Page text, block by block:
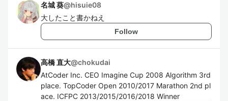
名城 葵@hisuie08
大したこと書かねえ
Follow
高橋 直大@chokudai
AtCoder Inc. CEO Imagine Cup 2008 Algorithm 3rd
place. TopCoder Open 2010/2017 Marathon 2nd pl
ace. ICFPC 2013/2015/2016/2018 Winner